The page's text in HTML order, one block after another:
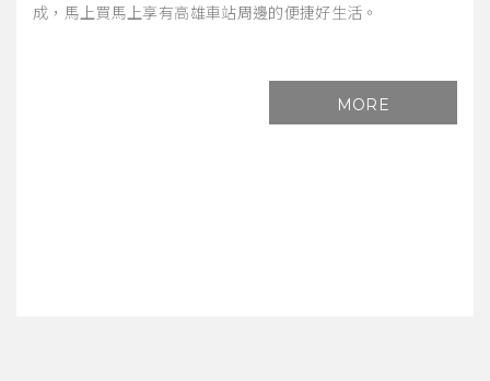
成，馬上買馬上享有高雄車站周邊的便捷好生活。
MORE